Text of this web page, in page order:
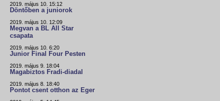
2019. május 10. 15:12
Döntőben a juniorok
2019. május 10. 12:09
Megvan a BL All Star
csapata
2019. május 10. 6:20
Junior Final Four Pesten
2019. május 9. 18:04
Magabiztos Fradi-diadal
2019. május 8. 18:40
Pontot csent otthon az Eger